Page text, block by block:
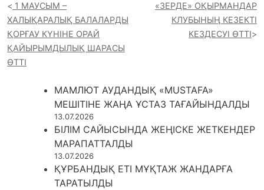
1 МАУСЫМ –
ХАЛЫҚАРАЛЫҚ БАЛАЛАРДЫ
ҚОРҒАУ КҮНІНЕ ОРАЙ
ҚАЙЫРЫМДЫЛЫҚ ШАРАСЫ
ӨТТІ
«ЗЕРДЕ» ОҚЫРМАНДАР
КЛУБЫНЫҢ КЕЗЕКТІ
КЕЗДЕСУІ ӨТТІ
МАМЛЮТ АУДАНДЫҚ «MUSTAFA»
МЕШІТІНЕ ЖАҢА ҰСТАЗ ТАҒАЙЫНДАЛДЫ
13.07.2026
БІЛІМ САЙЫСЫНДА ЖЕҢІСКЕ ЖЕТКЕНДЕР
МАРАПАТТАЛДЫ
13.07.2026
ҚҰРБАНДЫҚ ЕТІ МҰҚТАЖ ЖАНДАРҒА
ТАРАТЫЛДЫ